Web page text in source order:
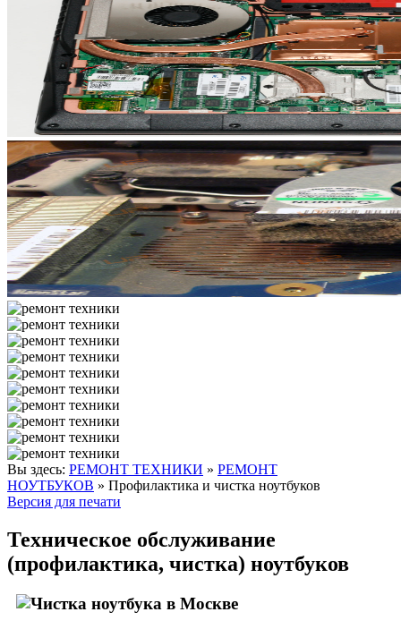
Вы здесь: РЕМОНТ ТЕХНИКИ » РЕМОНТ
НОУТБУКОВ » Профилактика и чистка ноутбуков
Версия для печати
Техническое обслуживание
(профилактика, чистка) ноутбуков